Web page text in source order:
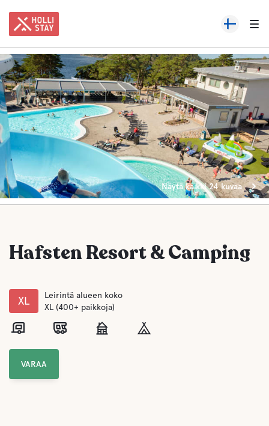
Näytä kaikki 24 kuvaa
Hafsten Resort & Camping
XL
Leirintä alueen koko
XL (400+ paikkoja)
VARAA